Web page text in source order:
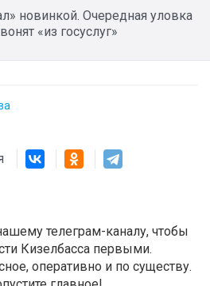
новинкой. Очередная уловка
«из госуслуг»
телеграм-каналу, чтобы
Кизелбасса первыми.
оперативно и по существу.